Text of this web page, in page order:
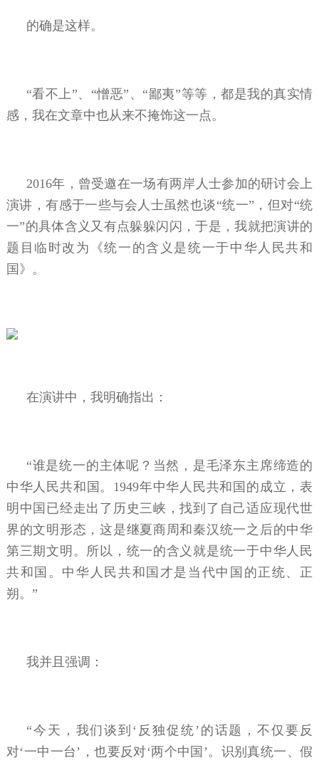
的确是这样。
“看不上”、“憎恶”、“鄙夷”等等，都是我的真实情
感，我在文章中也从来不掩饰这一点。
2016年，曾受邀在一场有两岸人士参加的研讨会上
演讲，有感于一些与会人士虽然也谈“统一”，但对“统
一”的具体含义又有点躲躲闪闪，于是，我就把演讲的
题目临时改为《统一的含义是统一于中华人民共和
国》。
在演讲中，我明确指出：
“谁是统一的主体呢？当然，是毛泽东主席缔造的
中华人民共和国。1949年中华人民共和国的成立，表
明中国已经走出了历史三峡，找到了自己适应现代世
界的文明形态，这是继夏商周和秦汉统一之后的中华
第三期文明。所以，统一的含义就是统一于中华人民
共和国。中华人民共和国才是当代中国的正统、正
朔。”
我并且强调：
“今天，我们谈到‘反独促统’的话题，不仅要反
对‘一中一台’，也要反对‘两个中国’。识别真统一、假